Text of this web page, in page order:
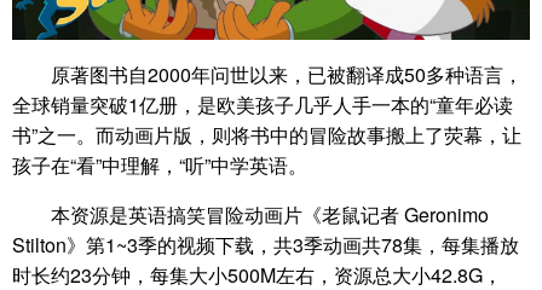
原著图书自2000年问世以来，已被翻译成50多种语言，
全球销量突破1亿册，是欧美孩子几乎人手一本的“童年必读
书”之一。而动画片版，则将书中的冒险故事搬上了荧幕，让
孩子在“看”中理解，“听”中学英语。
本资源是英语搞笑冒险动画片《老鼠记者 Geronimo
Stilton》第1~3季的视频下载，共3季动画共78集，每集播放
时长约23分钟，每集大小500M左右，资源总大小42.8G，